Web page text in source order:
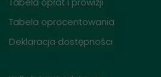
Tabela oprocentowania
Deklaracja dostępności